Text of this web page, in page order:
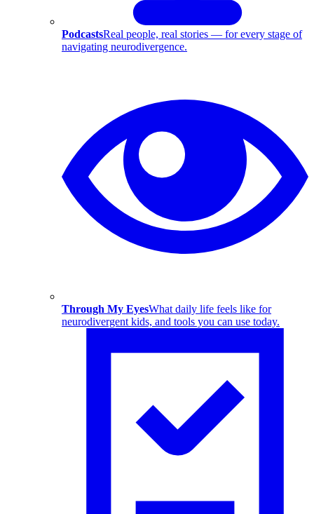
PodcastsReal people, real stories — for every stage of
navigating neurodivergence.
Through My EyesWhat daily life feels like for
neurodivergent kids, and tools you can use today.